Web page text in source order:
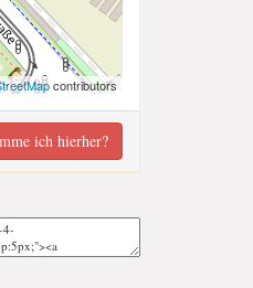
contributors
ich hierher?